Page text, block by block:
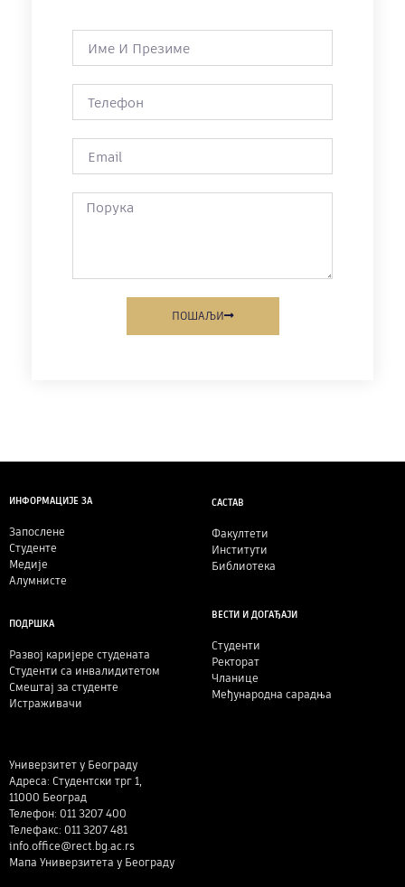
ПОШАЉИ
ИНФОРМАЦИЈЕ ЗА
Запослене
Студенте
Медије
Алумнисте
САСТАВ
Факултети
Институти
Библиотека
ПОДРШКА
Развој каријере студената
Студенти са инвалидитетом
Смештај за студенте
Истраживачи
ВЕСТИ И ДОГАЂАЈИ
Студенти
Ректорат
Чланице
Међународна сарадња
Универзитет у Београду
Адреса: Студентски трг 1,
11000 Београд
Телефон: 011 3207 400
Телефакс: 011 3207 481
info.office@rect.bg.ac.rs
Мапа Универзитета у Београду